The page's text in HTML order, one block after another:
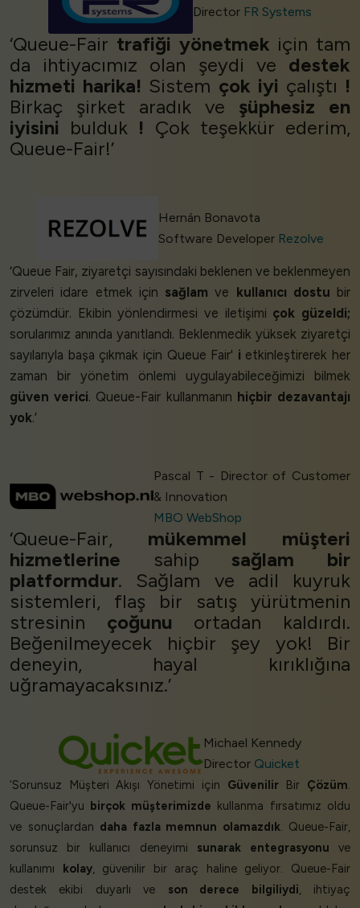
Director FR Systems
‘Queue-Fair trafiği yönetmek için tam
da ihtiyacımız olan şeydi ve destek
hizmeti harika! Sistem çok iyi çalıştı !
Birkaç şirket aradık ve şüphesiz
en
iyisini bulduk ! Çok teşekkür ederim,
Queue-Fair!’
Hernán Bonavota
Software Developer Rezolve
‘Queue Fair, ziyaretçi sayısındaki beklenen ve beklenmeyen
zirveleri idare etmek için sağlam ve kullanıcı dostu bir
çözümdür. Ekibin yönlendirmesi ve iletişimi çok güzeldi;
sorularımız anında yanıtlandı. Beklenmedik yüksek ziyaretçi
sayılarıyla başa çıkmak için Queue Fair' i etkinleştirerek her
zaman bir yönetim önlemi uygulayabileceğimizi bilmek
güven verici. Queue-Fair kullanmanın hiçbir dezavantajı
yok.’
Pascal T - Director of Customer
& Innovation
MBO WebShop
‘Queue-Fair, mükemmel müşteri
hizmetlerine sahipsağlam bir
platformdur. Sağlam ve adil kuyruk
sistemleri, flaş bir satış yürütmenin
stresinin çoğunu ortadan kaldırdı.
Beğenilmeyecek hiçbir şey yok! Bir
deneyin, hayal kırıklığına
uğramayacaksınız.’
Michael Kennedy
Director Quicket
‘Sorunsuz Müşteri Akışı Yönetimi için GüvenilirBir Çözüm.
Queue-Fair'yu birçok müşterimizde kullanma fırsatımız oldu
ve sonuçlardan daha fazla memnun olamazdık. Queue-Fair,
sorunsuz bir kullanıcı deneyimi sunarak entegrasyonu ve
kullanımı kolay, güvenilir bir araç haline geliyor. Queue-Fair
destek ekibi duyarlı ve son derece bilgiliydi, ihtiyaç